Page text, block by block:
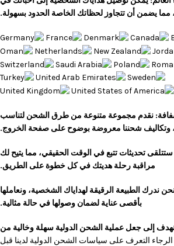
مما يضمن أن تتجاوز لحظاتك الخاصة الحدود بسهولة.
نقدم مجموعة متنوعة من طرق الشحن لتناسب
وتكاليف شحننا معروضة بوضوح على صفحة الخروج.
تحديثات تتبع في الوقت الحقيقي، مما يتيح لك
مراقبة رحلة هديتك في كل خطوة على الطريق.
ندرك الطبيعة الرقيقة لهداياك الشخصية، ونعاملها
بأقصى عناية لضمان وصولها في حالة مثالية.
إلى جعل عملية الشحن الدولية سهلة وخالية من
الرجاء التعرف على سياسات الشحن الدولية لدينا قبل